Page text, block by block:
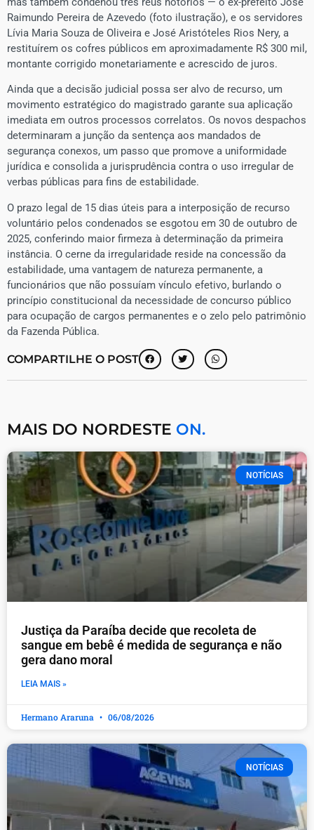
Raimundo Pereira de Azevedo (foto ilustração), e os servidores
Lívia Maria Souza de Oliveira e José Aristóteles Rios Nery, a
restituírem os cofres públicos em aproximadamente R$ 300 mil,
montante corrigido monetariamente e acrescido de juros.
​Ainda que a decisão judicial possa ser alvo de recurso, um
movimento estratégico do magistrado garante sua aplicação
imediata em outros processos correlatos. Os novos despachos
determinaram a junção da sentença aos mandados de
segurança conexos, um passo que promove a uniformidade
jurídica e consolida a jurisprudência contra o uso irregular de
verbas públicas para fins de estabilidade.
​O prazo legal de 15 dias úteis para a interposição de recurso
voluntário pelos condenados se esgotou em 30 de outubro de
2025, conferindo maior firmeza à determinação da primeira
instância. O cerne da irregularidade reside na concessão da
estabilidade, uma vantagem de natureza permanente, a
funcionários que não possuíam vínculo efetivo, burlando o
princípio constitucional da necessidade de concurso público
para ocupação de cargos permanentes e o zelo pelo patrimônio
da Fazenda Pública.
COMPARTILHE O POST
MAIS DO NORDESTE ON.
NOTÍCIAS
Justiça da Paraíba decide que recoleta de
sangue em bebê é medida de segurança e não
gera dano moral
LEIA MAIS »
Hermano Araruna 06/08/2026
NOTÍCIAS